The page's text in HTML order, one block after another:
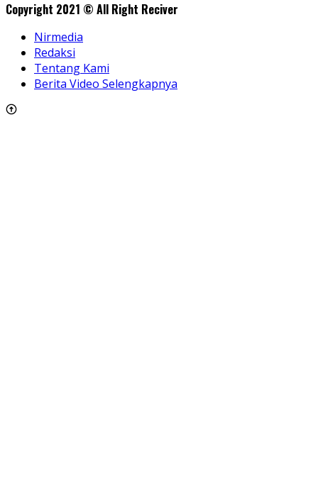
Copyright 2021 © All Right Reciver
Nirmedia
Redaksi
Tentang Kami
Berita Video Selengkapnya